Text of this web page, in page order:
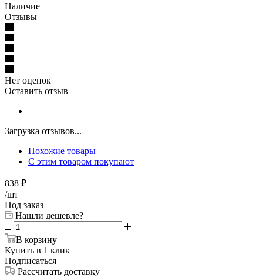
Наличие
Отзывы
Нет оценок
Оставить отзыв
Загрузка отзывов...
Похожие товары
С этим товаром покупают
838 ₽
/шт
Под заказ
Нашли дешевле?
В корзину
Купить в 1 клик
Подписаться
Рассчитать доставку